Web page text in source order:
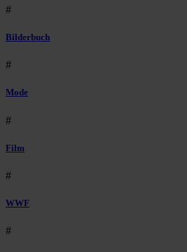
#
Bilderbuch
#
Mode
#
Film
#
WWF
#